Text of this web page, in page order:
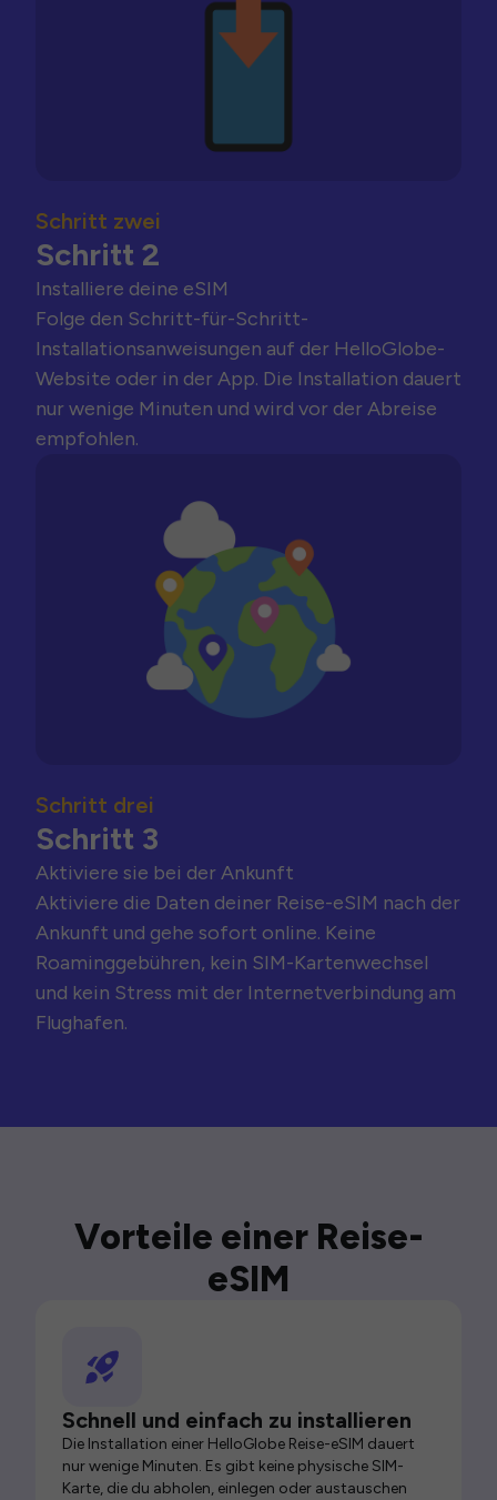
Schritt zwei
Schritt 2
Installiere deine eSIM
Folge den Schritt-für-Schritt-
Installationsanweisungen auf der HelloGlobe-
Website oder in der App. Die Installation dauert
nur wenige Minuten und wird vor der Abreise
empfohlen.
Schritt drei
Schritt 3
Aktiviere sie bei der Ankunft
Aktiviere die Daten deiner Reise-eSIM nach der
Ankunft und gehe sofort online. Keine
Roaminggebühren, kein SIM-Kartenwechsel
und kein Stress mit der Internetverbindung am
Flughafen.
Vorteile einer Reise-
eSIM
Schnell und einfach zu installieren
Die Installation einer HelloGlobe Reise-eSIM dauert
nur wenige Minuten. Es gibt keine physische SIM-
Karte, die du abholen, einlegen oder austauschen